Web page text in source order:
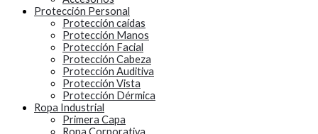
Protección Personal
Protección caídas
Protección Manos
Protección Facial
Protección Cabeza
Protección Auditiva
Protección Vista
Protección Dérmica
Ropa Industrial
Primera Capa
Ropa Corporativa